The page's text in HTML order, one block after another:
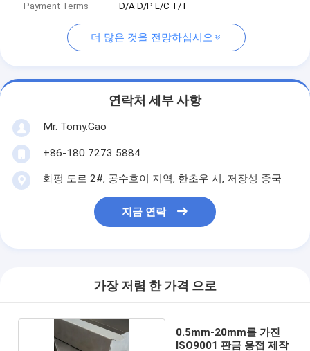
Payment Terms
D/A D/P L/C T/T
더 많은 것을 전망하십시오
연락처 세부 사항
Mr. Tomy.Gao
+86-180 7273 5884
화펑 도로 2#, 공수호이 지역, 한초우 시, 저장성 중국
지금 연락
가장 저렴 한 가격 으로
0.5mm-20mm를 가진
ISO9001 판금 용접 제작